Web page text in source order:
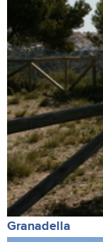
Granadella